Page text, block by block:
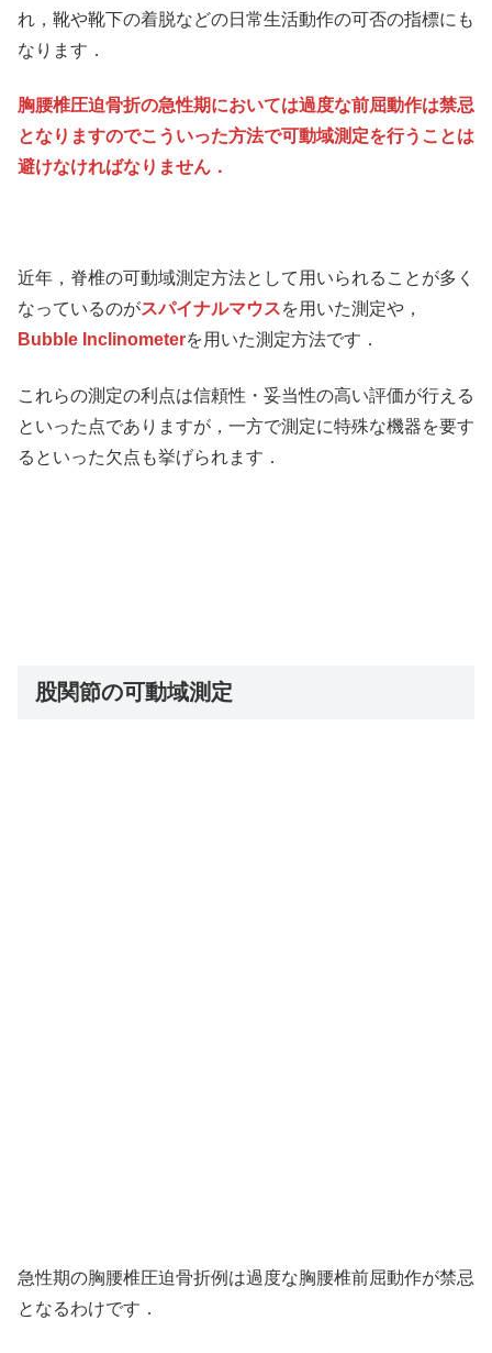
れ，靴や靴下の着脱などの日常生活動作の可否の指標にも
なります．
胸腰椎圧迫骨折の急性期においては過度な前屈動作は禁忌
となりますのでこういった方法で可動域測定を行うことは
避けなければなりません．
近年，脊椎の可動域測定方法として用いられることが多く
なっているのがスパイナルマウスを用いた測定や，
Bubble Inclinometerを用いた測定方法です．
これらの測定の利点は信頼性・妥当性の高い評価が行える
といった点でありますが，一方で測定に特殊な機器を要す
るといった欠点も挙げられます．
股関節の可動域測定
急性期の胸腰椎圧迫骨折例は過度な胸腰椎前屈動作が禁忌
となるわけです．